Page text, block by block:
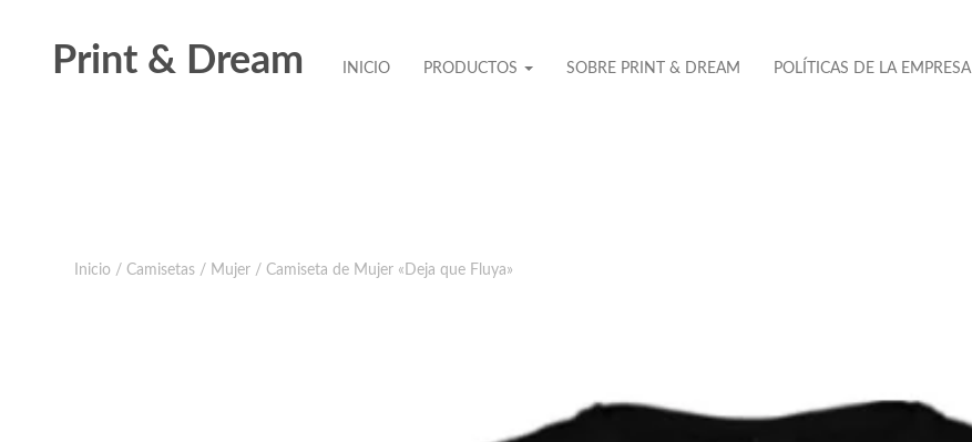
Print & Dream INICIO PRODUCTOS SOBRE PRINT & DREAM POLÍTICAS DE LA EMPRESA
Inicio / Camisetas/ Mujer/ Camiseta de Mujer «Deja que Fluya»